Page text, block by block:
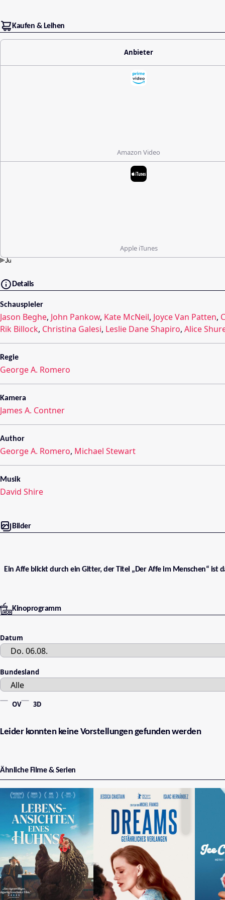
Kaufen & Leihen
Anbieter
Amazon Video
Apple iTunes
Details
Schauspieler
Jason Beghe, John Pankow, Kate McNeil, Joyce Van Patten,
Rik Billock, Christina Galesi, Leslie Dane Shapiro, Alice
Regie
George A. Romero
Kamera
James A. Contner
Author
George A. Romero, Michael Stewart
Musik
David Shire
Bilder
Ein Affe blickt durch ein Gitter, der Titel „Der Affe im Menschen“ ist
Kinoprogramm
Datum
Bundesland
OV 3D
Leider konnten keine Vorstellungen gefunden werden
Ähnliche Filme & Serien